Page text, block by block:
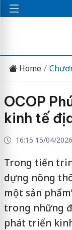
Home
OCOP
kinh tế
16:15 15/04/2026
Trong tiến
dựng nông
một sản
trong những
phát triển